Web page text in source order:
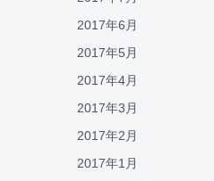
2017年6月
2017年5月
2017年4月
2017年3月
2017年2月
2017年1月